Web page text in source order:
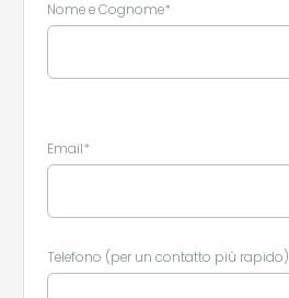
Nome e Cognome*
Email*
Telefono (per un contatto più rapido)